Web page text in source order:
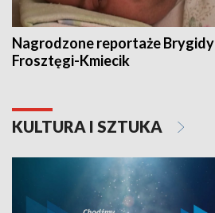
Nagrodzone reportaże Brygidy
Frosztęgi-Kmiecik
KULTURA I SZTUKA